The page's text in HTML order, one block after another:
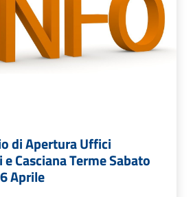
di Apertura Uffici
Casciana Terme Sabato
Aprile